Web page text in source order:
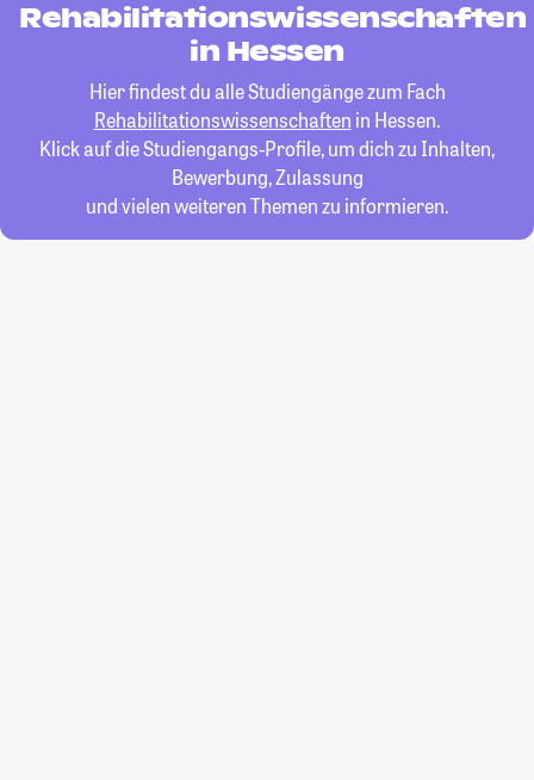
Rehabilitationswissenschaften
in Hessen
Hier findest du alle Studiengänge zum Fach
Rehabilitationswissenschaften in Hessen.
Klick auf die Studiengangs-Profile, um dich zu Inhalten,
Bewerbung, Zulassung
und vielen weiteren Themen zu informieren.